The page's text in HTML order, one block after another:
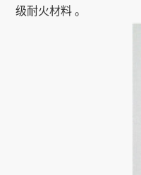
级耐火材料 。